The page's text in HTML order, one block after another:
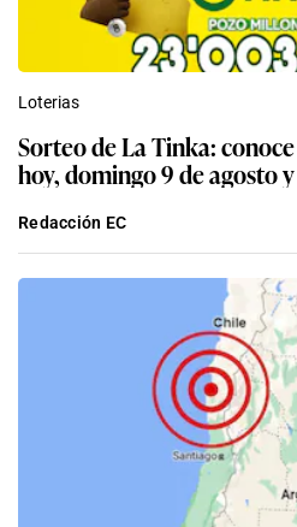
Loterias
Sorteo de La Tinka:
hoy, domingo 9 de agosto
Redacción EC